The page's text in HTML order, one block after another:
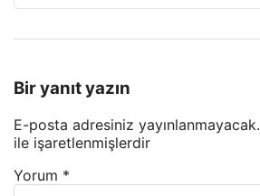
Bir yanıt yazın
E-posta adresiniz yayınlanmayacak.
ile işaretlenmişlerdir
Yorum *